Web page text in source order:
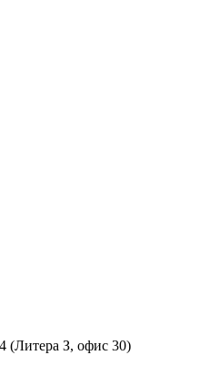
(Литера З, офис 30)